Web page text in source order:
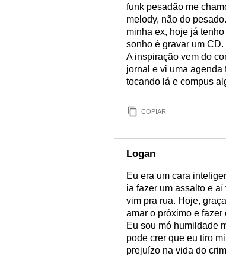
funk pesadão me
melody, não do
minha ex, hoje já
sonho é gravar um CD.
A inspiração vem do
jornal e vi uma
tocando lá e compus
COPIAR
Logan
Eu era um cara
ia fazer um assalto e
vim pra rua. Hoje,
amar o próximo e fazer
Eu sou mó humildade
pode crer que eu tiro
prejuízo na vida do